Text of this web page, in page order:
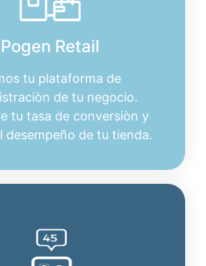
Pogen Retail
tu plataforma de
de tu negocio.
tu tasa de conversiòn y
desempeño de tu tienda.